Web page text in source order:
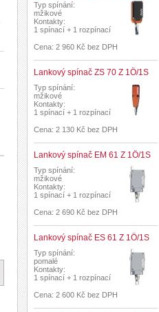
Typ spínání:
mžikové
Kontakty:
1 spínací + 1 rozpínací
Cena: 2 960 Kč bez DPH
Lankový spínač ZS 70 Z 1Ö/1S
Typ spínání:
mžikové
Kontakty:
1 spínací + 1 rozpínací
Cena: 2 130 Kč bez DPH
Lankový spínač EM 61 Z 1Ö/1S
Typ spínání:
mžikové
Kontakty:
1 spínací + 1 rozpínací
Cena: 2 690 Kč bez DPH
Lankový spínač ES 61 Z 1Ö/1S
Typ spínání:
pomalé
Kontakty:
1 spínací + 1 rozpínací
Cena: 2 600 Kč bez DPH